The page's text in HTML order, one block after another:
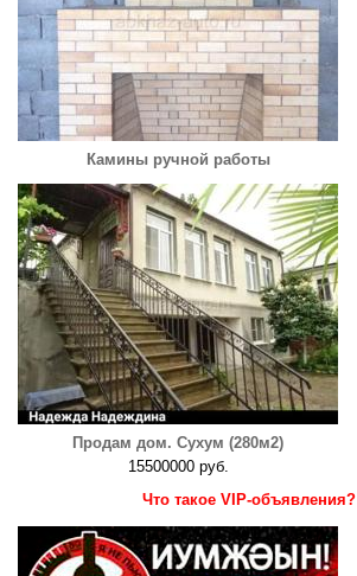
Камины ручной работы
Продам дом. Сухум (280м2)
15500000 руб.
Что такое VIP-объявления?